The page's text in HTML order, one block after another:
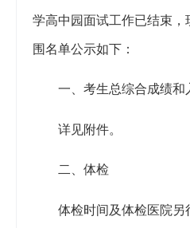
学高中园面试工作已结束，
围名单公示如下：
一、考生总综合成绩和
详见附件。
二、体检
体检时间及体检医院另